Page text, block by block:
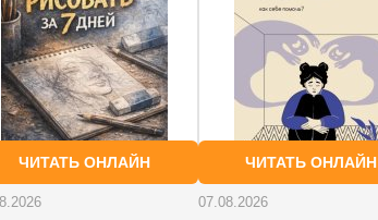
ЧИТАТЬ ОНЛАЙН ЧИТАТЬ ОНЛАЙН
07.08.2026